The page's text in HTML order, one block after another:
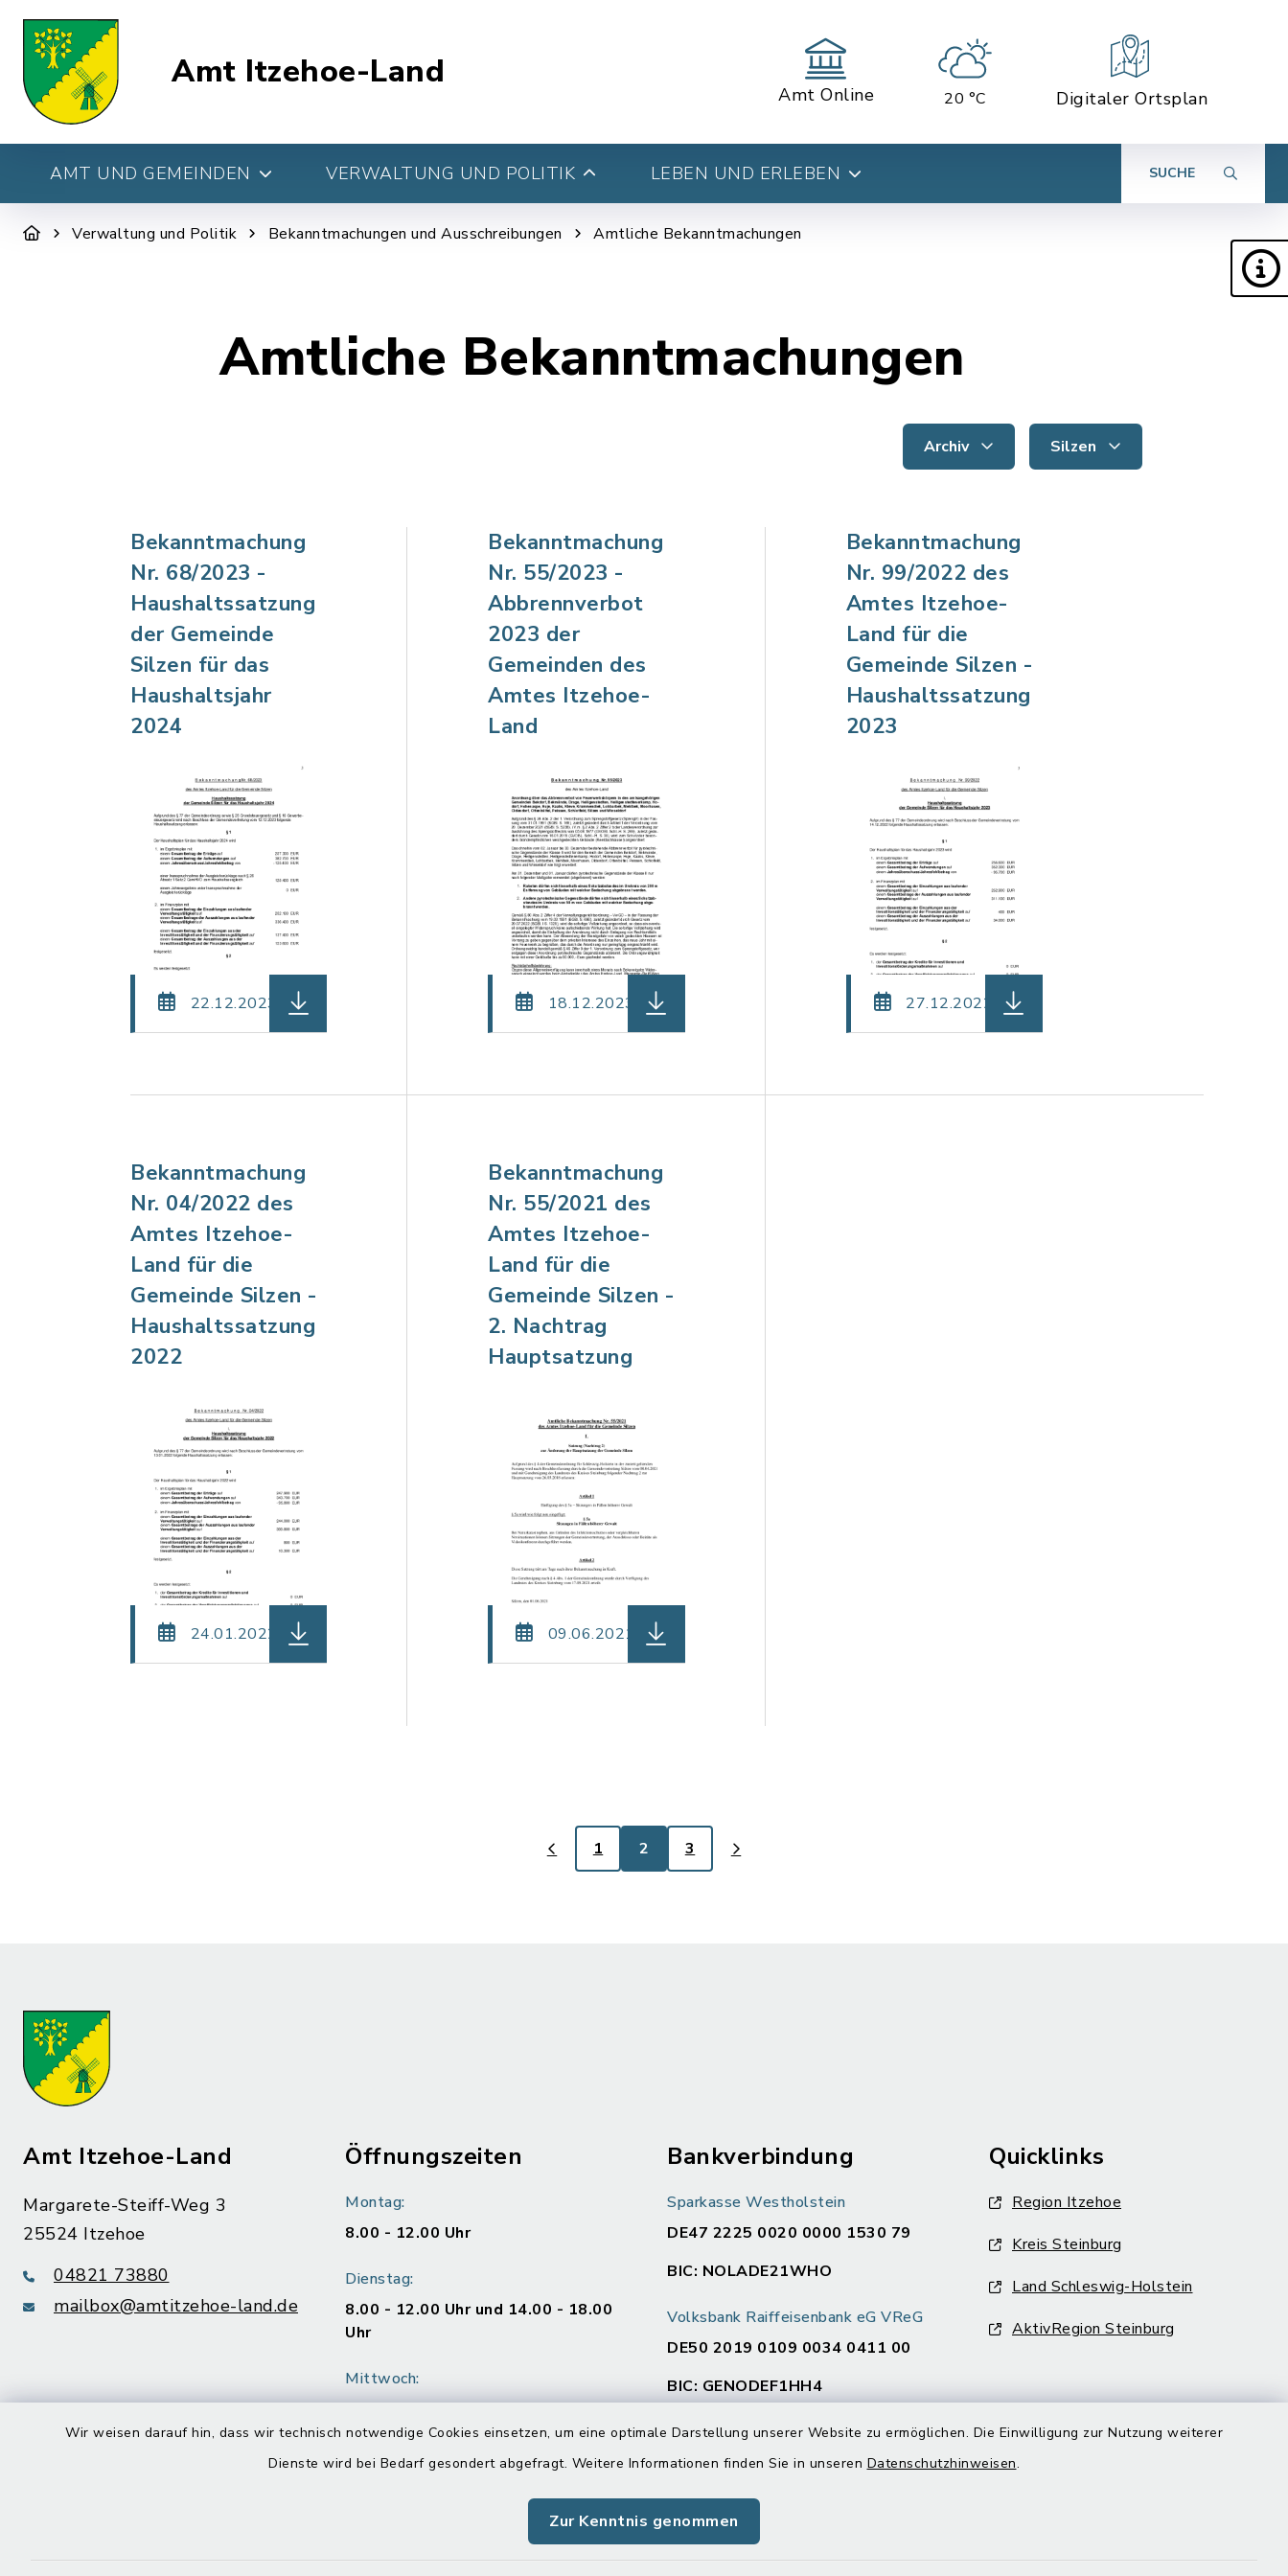
Wir weisen darauf hin, dass wir technisch notwendige Cookies einsetzen, um eine optimale Darstellung unserer Website zu ermöglichen. Die Einwilligung zur Nutzung weiterer
Dienste wird bei Bedarf gesondert abgefragt. Weitere Informationen finden Sie in unseren Datenschutzhinweisen.
Zur Kenntnis genommen
Amt Itzehoe-Land
Amt Online 20 °C Digitaler Ortsplan
AMT UND GEMEINDEN VERWALTUNG UND POLITIK LEBEN UND ERLEBEN SUCHE
Verwaltung und Politik Bekanntmachungen und Ausschreibungen Amtliche Bekanntmachungen
Amtliche Bekanntmachungen
Archiv Silzen
Bekanntmachung
Nr. 68/2023 -
Haushaltssatzung
der Gemeinde
Silzen für das
Haushaltsjahr
2024
22.12.2023
herunterladen (Dateiname: be-68_Bekanntmachung_Haushaltssatzung_Silzen.pdf, Dateierweiterung: pdf, Dateigröße:
Bekanntmachung
Nr. 55/2023 -
Abbrennverbot
2023 der
Gemeinden des
Amtes Itzehoe-
Land
18.12.2023
herunterladen (Dateiname: be-55_Abbrennverbot_2023.pdf,
Bekanntmachung
Nr. 99/2022 des
Amtes Itzehoe-
Land für die
Gemeinde Silzen -
Haushaltssatzung
2023
27.12.2022
herunterladen (Dateiname:
Bekanntmachung
Nr. 04/2022 des
Amtes Itzehoe-
Land für die
Gemeinde Silzen -
Haushaltssatzung
2022
24.01.2022
herunterladen (Dateiname: be_04_-_Silzen_-_Haushaltssatzung_2022.pdf, Dateierweiterung: pdf, Dateigröße: 22,52 KB)
Bekanntmachung
Nr. 55/2021 des
Amtes Itzehoe-
Land für die
Gemeinde Silzen -
2. Nachtrag
Hauptsatzung
09.06.2021
herunterladen (Dateiname: be_55_Silzen_2._Nachtrag_Hauptsatzung.pdf,
1 2 3
Amt Itzehoe-Land
Margarete-Steiff-Weg 3
25524 Itzehoe
04821 73880
mailbox@amtitzehoe-land.de
Öffnungszeiten
Montag:
8.00 - 12.00 Uhr
Dienstag:
8.00 - 12.00 Uhr und 14.00 - 18.00
Uhr
Mittwoch:
geschlossen
Donnerstag:
Bankverbindung
Sparkasse Westholstein
DE47 2225 0020 0000 1530 79
BIC: NOLADE21WHO
Volksbank Raiffeisenbank eG VReG
DE50 2019 0109 0034 0411 00
BIC: GENODEF1HH4
Quicklinks
Region Itzehoe
Kreis Steinburg
Land Schleswig-Holstein
AktivRegion Steinburg